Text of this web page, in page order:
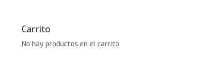
Carrito
No hay productos en el carrito.